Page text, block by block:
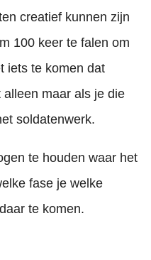
creatief kunnen zijn
100 keer te falen om
iets te komen dat
maar als je die
soldatenwerk.
te houden waar het
fase je welke
te komen.